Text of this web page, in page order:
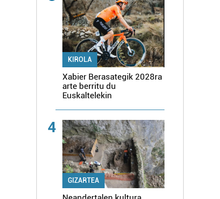
KIROLA
Xabier Berasategik 2028ra
arte berritu du
Euskaltelekin
4
GIZARTEA